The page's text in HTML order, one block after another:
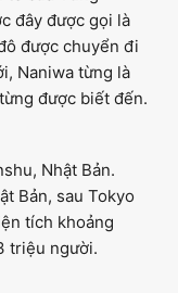
đây được gọi là
được chuyển đi
Naniwa từng là
được biết đến.
Nhật Bản.
Bản, sau Tokyo
tích khoảng
triệu người.